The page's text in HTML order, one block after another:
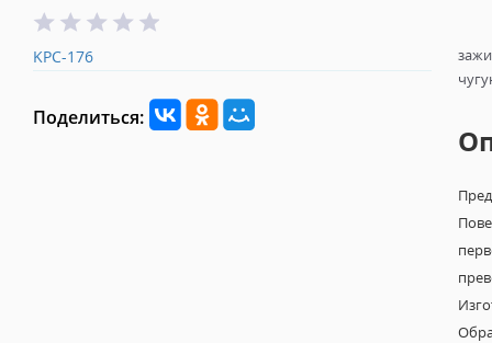
KPC-176
Поделиться: